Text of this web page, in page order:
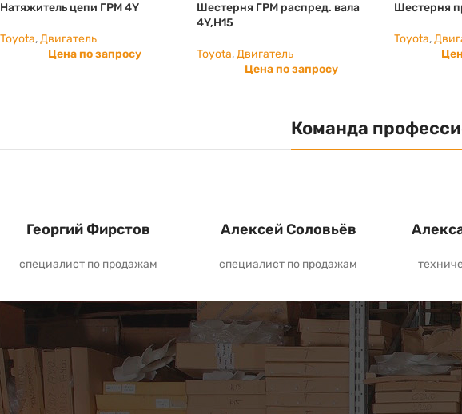
Натяжитель цепи ГРМ 4Y
Toyota,Двигатель
Цена по запросу
Шестерня ГРМ распред. вала
4Y,H15
Toyota,Двигатель
Цена по запросу
Шестерня
Toyota,
Команда
Георгий Фирстов
специалист по продажам
Алексей Соловьёв
специалист по продажам